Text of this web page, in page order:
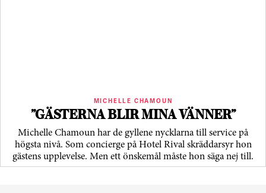
MICHELLE CHAMOUN
”GÄSTERNA BLIR MINA VÄNNER”
Michelle Chamoun har de gyllene nycklarna till service på
högsta nivå. Som concierge på Hotel Rival skräddarsyr hon
gästens upp­levelse. Men ett önskemål måste hon säga nej till.